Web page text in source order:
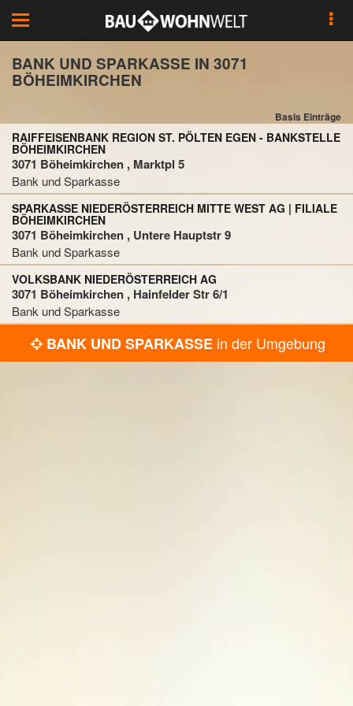
Toggle
navigation
BANK UND SPARKASSE IN 3071
BÖHEIMKIRCHEN
Basis Einträge
RAIFFEISENBANK REGION ST. PÖLTEN EGEN - BANKSTELLE
BÖHEIMKIRCHEN
3071 Böheimkirchen , Marktpl 5
Bank und Sparkasse
SPARKASSE NIEDERÖSTERREICH MITTE WEST AG | FILIALE
BÖHEIMKIRCHEN
3071 Böheimkirchen , Untere Hauptstr 9
Bank und Sparkasse
VOLKSBANK NIEDERÖSTERREICH AG
3071 Böheimkirchen , Hainfelder Str 6/1
Bank und Sparkasse
BANK UND SPARKASSE in der Umgebung